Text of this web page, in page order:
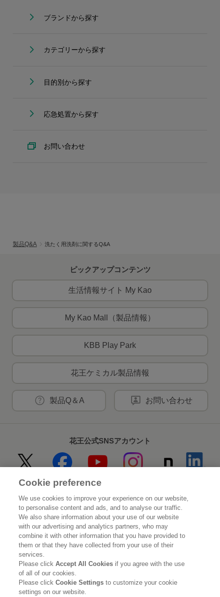
ブランドから探す
カテゴリーから探す
目的別から探す
応急処置から探す
お問い合わせ
製品Q&A 洗たく用洗剤に関するQ&A
ピックアップコンテンツ
生活情報サイト My Kao
My Kao Mall（製品情報）
KBB Play Park
花王ケミカル製品情報
製品Q＆A お問い合わせ
花王公式SNSアカウント
Home 花王について
サステナビリティ イノベーション
ブランド 投資家情報
ニュースルーム 採用情報
利用規約 花王のアクセシビリティ 個人情報保護方針
Cookie preference
We use cookies to improve your experience on our website,
to personalise content and ads, and to analyse our traffic.
We also share information about your use of our website
with our advertising and analytics partners, who may
combine it with other information that you have provided to
them or that they have collected from your use of their
services.
Please clickAccept All Cookies if you agree with the use
of all of our cookies.
Please clickCookie Settingsto customize your cookie
settings on our website.